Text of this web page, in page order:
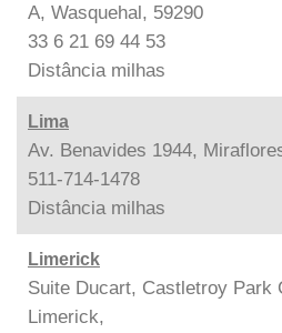
A, Wasquehal, 59290
33 6 21 69 44 53
Distância milhas
Lima
Av. Benavides 1944,
511-714-1478
Distância milhas
Limerick
Suite Ducart, Castletroy Park
Limerick,